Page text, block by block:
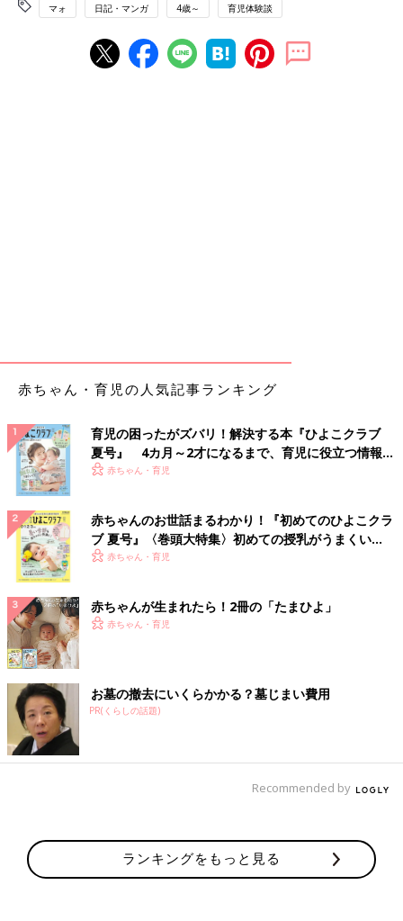
マォ 日記・マンガ 4歳～ 育児体験談
赤ちゃん・育児の人気記事ランキング
育児の困ったがズバリ！解決する本『ひよこクラブ
夏号』 4カ月～2才になるまで、育児に役立つ情報が
いっぱい！
赤ちゃん・育児
赤ちゃんのお世話まるわかり！『初めてのひよこクラ
ブ 夏号』〈巻頭大特集〉初めての授乳がうまくい
く！ おっぱい・ミルクの基本と夏のトラブル 解決テ
赤ちゃん・育児
赤ちゃんが生まれたら！2冊の「たまひよ」
赤ちゃん・育児
お墓の撤去にいくらかかる？墓じまい費用
PR(くらしの話題)
Recommended by
ランキングをもっと見る